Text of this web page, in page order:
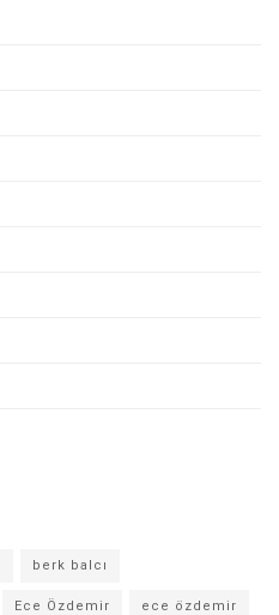
berk balcı
Ece Özdemir ece özdemir